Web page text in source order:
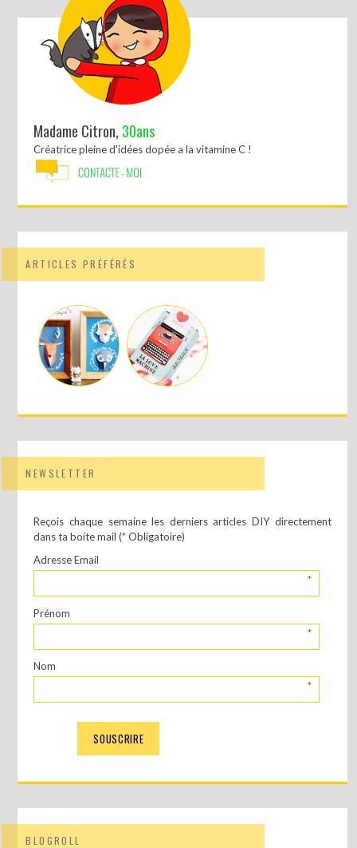
Madame Citron, 30ans
Créatrice pleine d'idées dopée a la vitamine C !
ARTICLES PRÉFÉRÉS
NEWSLETTER
Reçois chaque semaine les derniers articles DIY directement
dans ta boite mail (*Obligatoire)
Adresse Email
*
Prénom
*
Nom
*
BLOGROLL